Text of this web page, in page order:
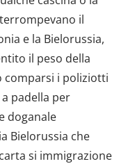
il
e la Bielorussia,
il peso della
comparsi i poliziotti
padella per
doganale
Bielorussia che
si immigrazione